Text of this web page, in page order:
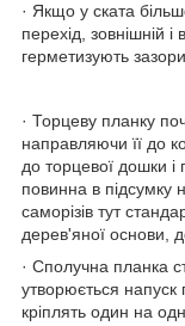
· Якщо у ската
перехід, зовнішній і
герметизують
· Торцеву планку
направляючи її до
до торцевої дошки і
повинна в підсумку
саморізів тут
дерев'яної основи,
· Сполучна планка
утворюється напуск
кріплять один на